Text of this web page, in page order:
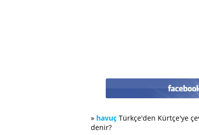
» havuç Türkçe'den Kürtçe'ye
denir?